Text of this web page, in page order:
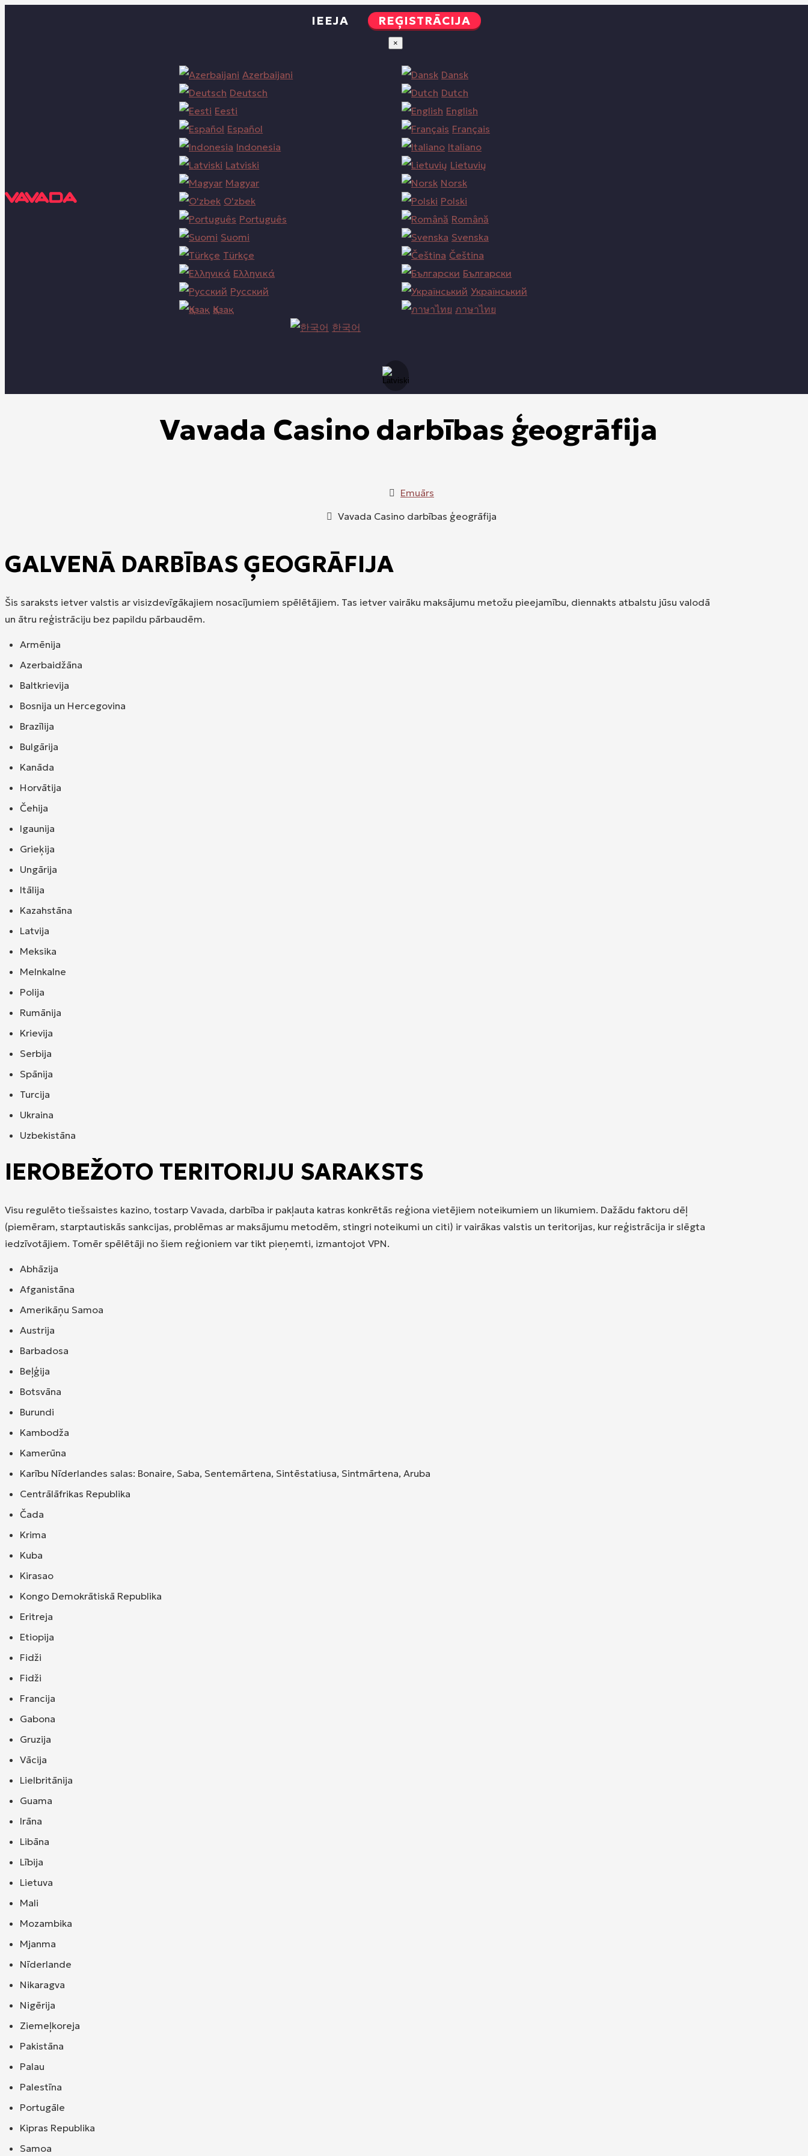
IEEJA REĢISTRĀCIJA
×
Azerbaijani
Dansk
Deutsch
Dutch
Eesti
English
Español
Français
Indonesia
Italiano
Latviski
Lietuvių
Magyar
Norsk
O'zbek
Polski
Português
Română
Suomi
Svenska
Türkçe
Čeština
Ελληνικά
Български
Русский
Український
Қазақ
ภาษาไทย
한국어
Vavada Casino darbības ģeogrāfija
Emuārs
Vavada Casino darbības ģeogrāfija
GALVENĀ DARBĪBAS ĢEOGRĀFIJA
Šis saraksts ietver valstis ar visizdevīgākajiem nosacījumiem spēlētājiem. Tas ietver vairāku maksājumu metožu pieejamību, diennakts atbalstu jūsu valodā
un ātru reģistrāciju bez papildu pārbaudēm.
Armēnija
Azerbaidžāna
Baltkrievija
Bosnija un Hercegovina
Brazīlija
Bulgārija
Kanāda
Horvātija
Čehija
Igaunija
Grieķija
Ungārija
Itālija
Kazahstāna
Latvija
Meksika
Melnkalne
Polija
Rumānija
Krievija
Serbija
Spānija
Turcija
Ukraina
Uzbekistāna
IEROBEŽOTO TERITORIJU SARAKSTS
Visu regulēto tiešsaistes kazino, tostarp Vavada, darbība ir pakļauta katras konkrētās reģiona vietējiem noteikumiem un likumiem. Dažādu faktoru dēļ
(piemēram, starptautiskās sankcijas, problēmas ar maksājumu metodēm, stingri noteikumi un citi) ir vairākas valstis un teritorijas, kur reģistrācija ir slēgta
iedzīvotājiem. Tomēr spēlētāji no šiem reģioniem var tikt pieņemti, izmantojot VPN.
Abhāzija
Afganistāna
Amerikāņu Samoa
Austrija
Barbadosa
Beļģija
Botsvāna
Burundi
Kambodža
Kamerūna
Karību Nīderlandes salas: Bonaire, Saba, Sentemārtena, Sintēstatiusa, Sintmārtena, Aruba
Centrālāfrikas Republika
Čada
Krima
Kuba
Kirasao
Kongo Demokrātiskā Republika
Eritreja
Etiopija
Fidži
Fidži
Francija
Gabona
Gruzija
Vācija
Lielbritānija
Guama
Irāna
Libāna
Lībija
Lietuva
Mali
Mozambika
Mjanma
Nīderlande
Nikaragva
Nigērija
Ziemeļkoreja
Pakistāna
Palau
Palestīna
Portugāle
Kipras Republika
Samoa